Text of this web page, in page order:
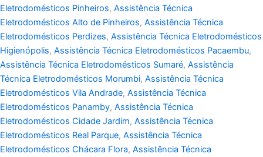
Eletrodomésticos Pinheiros, Assistência Técnica
Eletrodomésticos Alto de Pinheiros, Assistência Técnica
Eletrodomésticos Perdizes, Assistência Técnica Eletrodomésticos
Higienópolis, Assistência Técnica Eletrodomésticos Pacaembu,
Assistência Técnica Eletrodomésticos Sumaré, Assistência
Técnica Eletrodomésticos Morumbi, Assistência Técnica
Eletrodomésticos Vila Andrade, Assistência Técnica
Eletrodomésticos Panamby, Assistência Técnica
Eletrodomésticos Cidade Jardim, Assistência Técnica
Eletrodomésticos Real Parque, Assistência Técnica
Eletrodomésticos Chácara Flora, Assistência Técnica